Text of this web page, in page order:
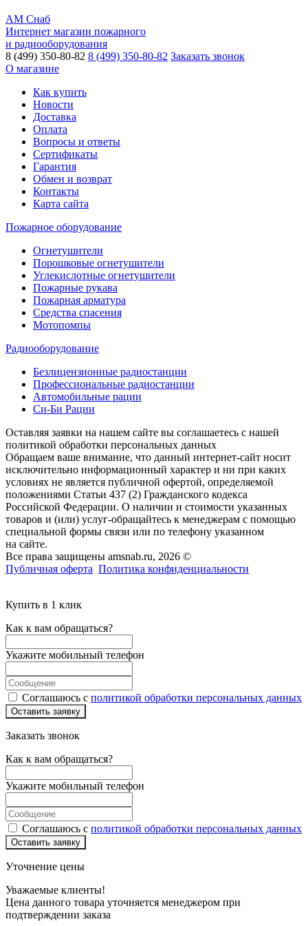
АМ Снаб
Интернет магазин пожарного
и радиооборудования
8 (499) 350-80-82 8 (499) 350-80-82 Заказать звонок
О магазине
Как купить
Новости
Доставка
Оплата
Вопросы и ответы
Сертификаты
Гарантия
Обмен и возврат
Контакты
Карта сайта
Пожарное оборудование
Огнетушители
Порошковые огнетушители
Углекислотные огнетушители
Пожарные рукава
Пожарная арматура
Средства спасения
Мотопомпы
Радиооборудование
Безлицензионные радиостанции
Профессиональные радиостанции
Автомобильные рации
Си-Би Рации
Оставляя заявки на нашем сайте вы соглашаетесь с нашей
политикой обработки персональных данных
Обращаем ваше внимание, что данный интернет-сайт носит
исключительно информационный характер и ни при каких
условиях не является публичной офертой, определяемой
положениями Статьи 437 (2) Гражданского кодекса
Российской Федерации. О наличии и стоимости указанных
товаров и (или) услуг-обращайтесь к менеджерам с помощью
специальной формы связи или по телефону указанном
на сайте.
Все права защищены amsnab.ru, 2026 ©
Публичная оферта Политика конфиденциальности
Купить в 1 клик
Как к вам обращаться?
Укажите мобильный телефон
Соглашаюсь с политикой обработки персональных данных
Оставить заявку
Заказать звонок
Как к вам обращаться?
Укажите мобильный телефон
Соглашаюсь с политикой обработки персональных данных
Оставить заявку
Уточнение цены
Уважаемые клиенты!
Цена данного товара уточняется менеджером при
подтверждении заказа